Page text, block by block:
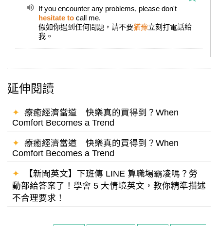
If you encounter any problems, please don't
hesitate to call me.
假如你遇到任何問題，請不要猶豫立刻打電話給
我。
延伸閱讀
✦ 療癒經濟當道 快樂真的買得到？When
Comfort Becomes a Trend
✦ 療癒經濟當道 快樂真的買得到？When
Comfort Becomes a Trend
✦
【新聞英文】下班傳 LINE 算職場霸凌嗎？勞
動部給答案了！學會 5 大情境英文，教你精準描述
不合理要求！